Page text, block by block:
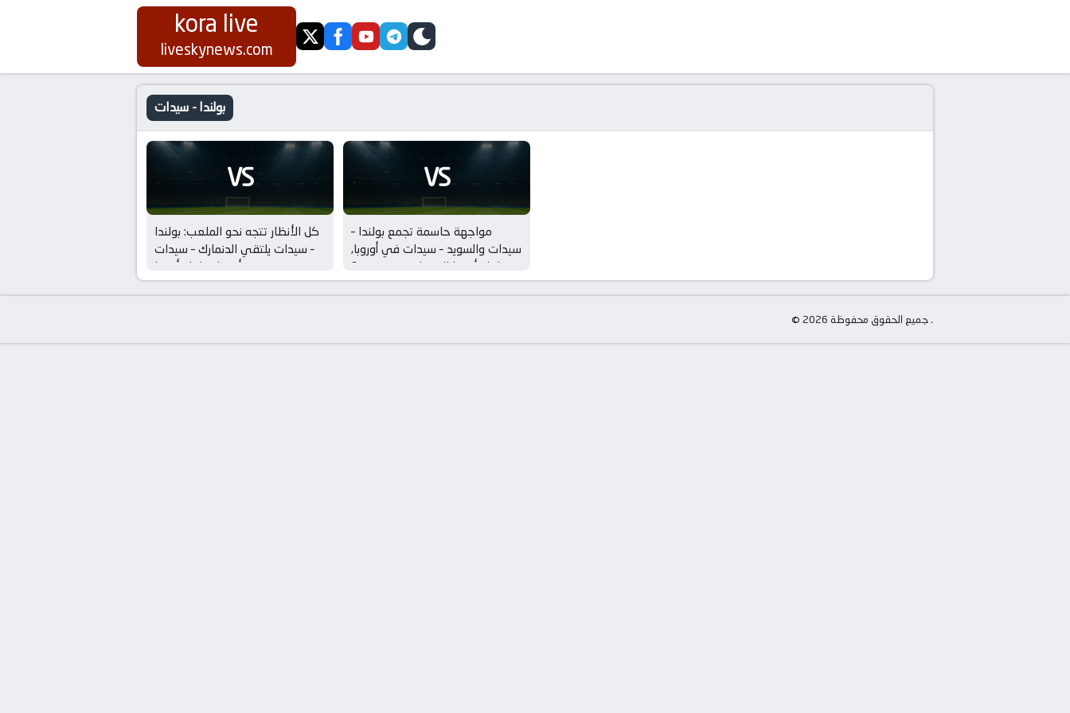
kora live
liveskynews.com twitterfacebookyoutubetelegram
skin
بولندا - سيدات
VS
كل الأنظار تتجه نحو الملعب: بولندا
– سيدات يلتقي الدنمارك – سيدات
في قمة أوروبا, بطولة أوروبا
للسيدات!
VS
مواجهة حاسمة تجمع بولندا –
سيدات والسويد – سيدات في أوروبا,
بطولة أوروبا للسيدات – من ينتصر؟
© جميع الحقوق محفوظة 2026 .